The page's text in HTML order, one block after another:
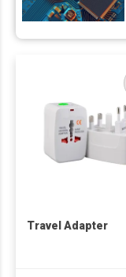
Travel Adapter